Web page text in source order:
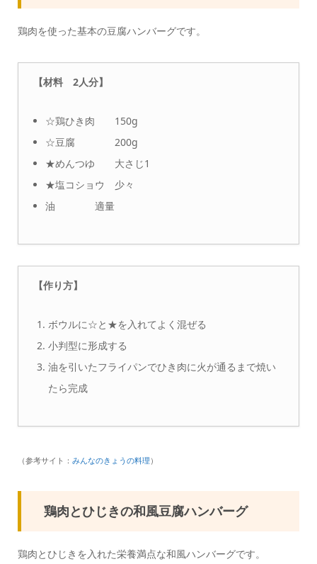
鶏肉を使った基本の豆腐ハンバーグです。
【材料 2人分】
☆鶏ひき肉 150g
☆豆腐 200g
★めんつゆ 大さじ1
★塩コショウ 少々
油 適量
【作り方】
ボウルに☆と★を入れてよく混ぜる
小判型に形成する
油を引いたフライパンでひき肉に火が通るまで焼い
たら完成
（参考サイト： みんなのきょうの料理 ）
鶏肉とひじきの和風豆腐ハンバーグ
鶏肉とひじきを入れた栄養満点な和風ハンバーグです。